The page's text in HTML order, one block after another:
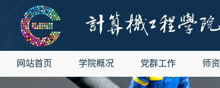
网站首页 学院概况 党群工作 师